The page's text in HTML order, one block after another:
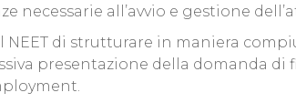
necessarie all’avvio e gestione
NEET di strutturare in maniera
presentazione della domanda di